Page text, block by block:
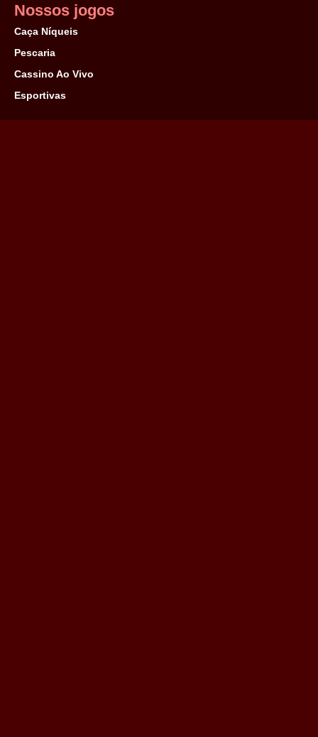
Nossos jogos
Caça Níqueis
Pescaria
Cassino Ao Vivo
Esportivas